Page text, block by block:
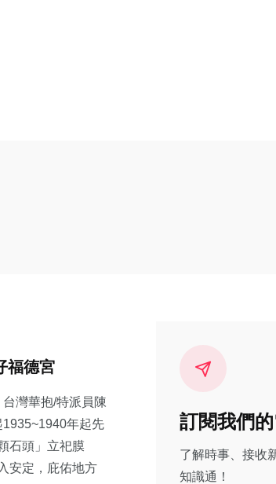
福德宮
灣華抱/特派員陳
年起先
石頭」立祀膜
安定，庇佑地方
訂閱我們
了解時事、接收
知識通！